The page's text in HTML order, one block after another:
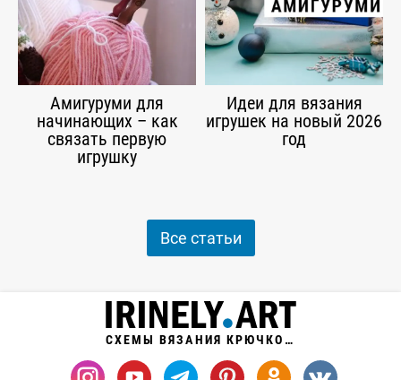
Амигуруми для
начинающих – как
связать первую
игрушку
Идеи для вязания
игрушек на новый 2026
год
Все статьи
СХЕМЫ ВЯЗАНИЯ КРЮЧКОМ